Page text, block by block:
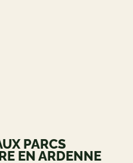
PARCS
EN ARDENNE